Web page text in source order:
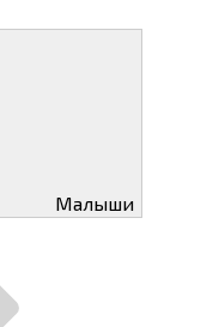
Малыши